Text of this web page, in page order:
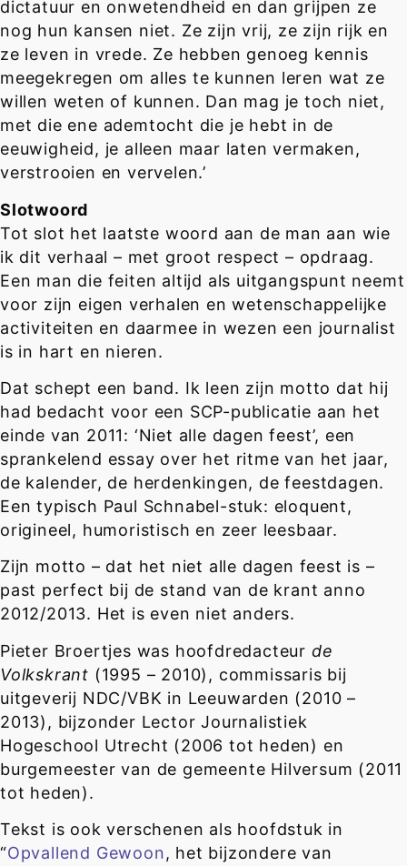
dictatuur en onwetendheid en dan grijpen ze
nog hun kansen niet. Ze zijn vrij, ze zijn rijk en
ze leven in vrede. Ze hebben genoeg kennis
meegekregen om alles te kunnen leren wat ze
willen weten of kunnen. Dan mag je toch niet,
met die ene ademtocht die je hebt in de
eeuwigheid, je alleen maar laten vermaken,
verstrooien en vervelen.’
Slotwoord
Tot slot het laatste woord aan de man aan wie
ik dit verhaal – met groot respect – opdraag.
Een man die feiten altijd als uitgangspunt neemt
voor zijn eigen verhalen en wetenschappelijke
activiteiten en daarmee in wezen een journalist
is in hart en nieren.
Dat schept een band. Ik leen zijn motto dat hij
had bedacht voor een SCP-publicatie aan het
einde van 2011: ‘Niet alle dagen feest’, een
sprankelend essay over het ritme van het jaar,
de kalender, de herdenkingen, de feestdagen.
Een typisch Paul Schnabel-stuk: eloquent,
origineel, humoristisch en zeer leesbaar.
Zijn motto – dat het niet alle dagen feest is –
past perfect bij de stand van de krant anno
2012/2013. Het is even niet anders.
Pieter Broertjes was hoofdredacteur de
Volkskrant (1995 – 2010), commissaris bij
uitgeverij NDC/VBK in Leeuwarden (2010 –
2013), bijzonder Lector Journalistiek
Hogeschool Utrecht (2006 tot heden) en
burgemeester van de gemeente Hilversum (2011
tot heden).
Tekst is ook verschenen als hoofdstuk in
“Opvallend Gewoon, het bijzondere van